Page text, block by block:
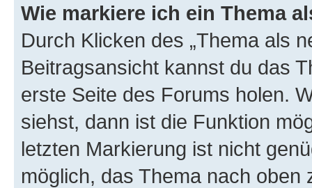
Wie markiere ich ein Thema
Durch Klicken des „Thema als
Beitragsansicht kannst du das
erste Seite des Forums holen.
siehst, dann ist die Funktion
letzten Markierung ist nicht
möglich, das Thema nach oben